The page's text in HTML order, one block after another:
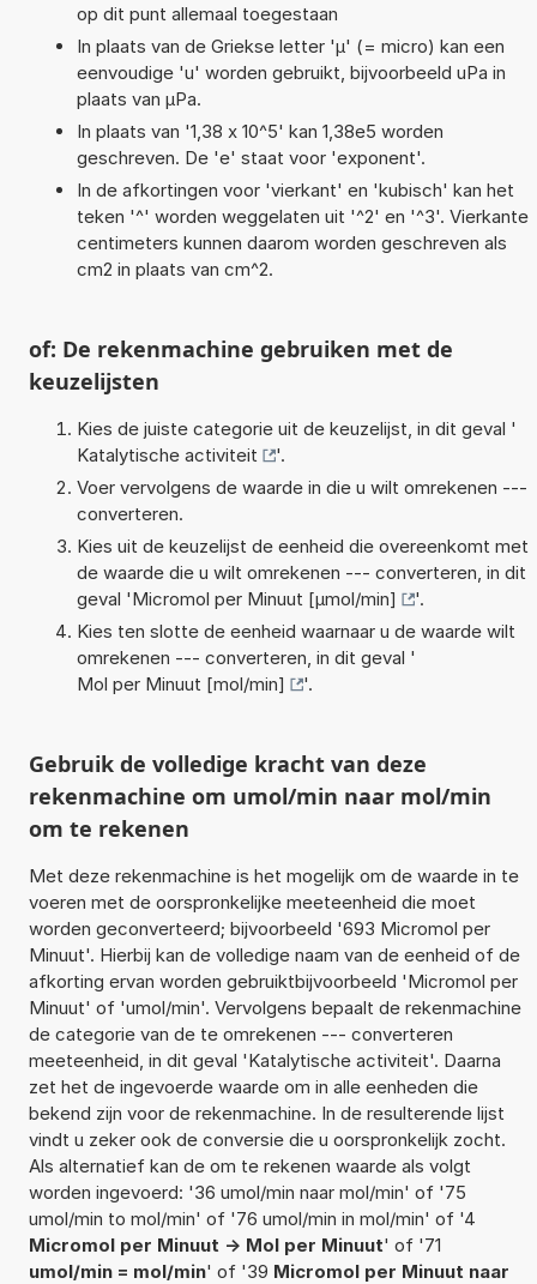
op dit punt allemaal toegestaan
In plaats van de Griekse letter 'µ' (= micro) kan een
eenvoudige 'u' worden gebruikt, bijvoorbeeld uPa in
plaats van µPa.
In plaats van '1,38 x 10^5' kan 1,38e5 worden
geschreven. De 'e' staat voor 'exponent'.
In de afkortingen voor 'vierkant' en 'kubisch' kan het
teken '^' worden weggelaten uit '^2' en '^3'. Vierkante
centimeters kunnen daarom worden geschreven als
cm2 in plaats van cm^2.
of: De rekenmachine gebruiken met de
keuzelijsten
Kies de juiste categorie uit de keuzelijst, in dit geval '
Katalytische activiteit
'.
Voer vervolgens de waarde in die u wilt omrekenen ---
converteren.
Kies uit de keuzelijst de eenheid die overeenkomt met
de waarde die u wilt omrekenen --- converteren, in dit
geval 'Micromol per Minuut [µmol/min]
'.
Kies ten slotte de eenheid waarnaar u de waarde wilt
omrekenen --- converteren, in dit geval '
Mol per Minuut [mol/min]
'.
Gebruik de volledige kracht van deze
rekenmachine om umol/min naar mol/min
om te rekenen
Met deze rekenmachine is het mogelijk om de waarde in te
voeren met de oorspronkelijke meeteenheid die moet
worden geconverteerd; bijvoorbeeld '693 Micromol per
Minuut'. Hierbij kan de volledige naam van de eenheid of de
afkorting ervan worden gebruiktbijvoorbeeld 'Micromol per
Minuut' of 'umol/min'. Vervolgens bepaalt de rekenmachine
de categorie van de te omrekenen --- converteren
meeteenheid, in dit geval 'Katalytische activiteit'. Daarna
zet het de ingevoerde waarde om in alle eenheden die
bekend zijn voor de rekenmachine. In de resulterende lijst
vindt u zeker ook de conversie die u oorspronkelijk zocht.
Als alternatief kan de om te rekenen waarde als volgt
worden ingevoerd: '36 umol/min naar mol/min' of '75
umol/min to mol/min' of '76 umol/min in mol/min' of '4
Micromol per Minuut -> Mol per Minuut' of '71
umol/min = mol/min' of '39 Micromol per Minuut naar